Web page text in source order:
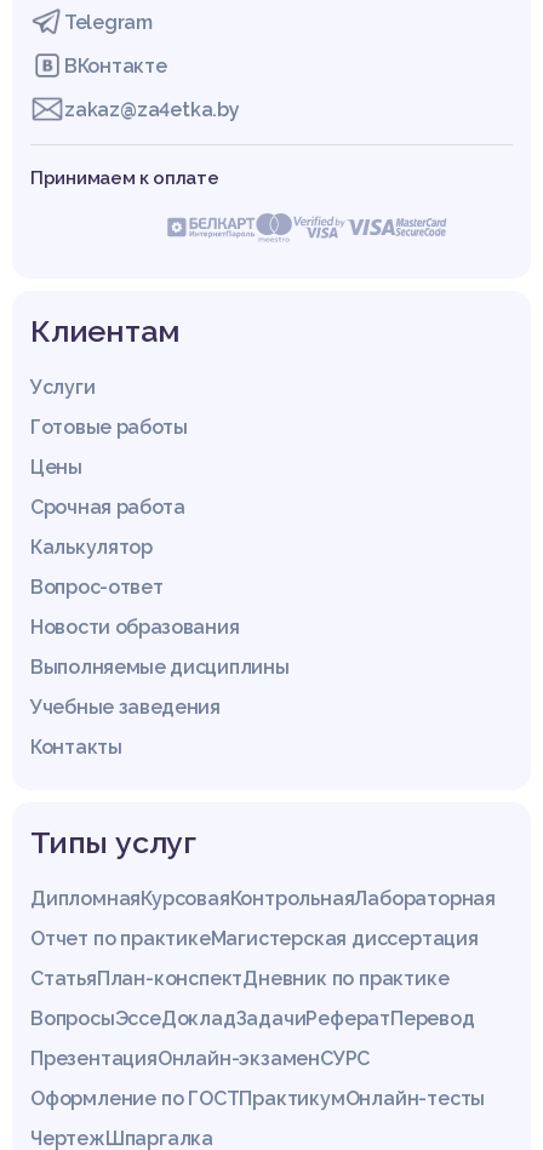
Telegram
ВКонтакте
zakaz@za4etka.by
Принимаем к оплате
Клиентам
Услуги
Готовые работы
Цены
Срочная работа
Калькулятор
Вопрос-ответ
Новости образования
Выполняемые дисциплины
Учебные заведения
Контакты
Типы услуг
ДипломнаяКурсоваяКонтрольнаяЛабораторная
Отчет по практикеМагистерская диссертация
СтатьяПлан-конспектДневник по практике
ВопросыЭссеДокладЗадачиРефератПеревод
ПрезентацияОнлайн-экзаменСУРС
Оформление по ГОСТПрактикумОнлайн-тесты
ЧертежШпаргалка